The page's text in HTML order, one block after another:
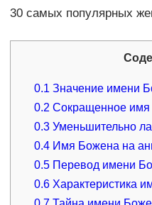
30 самых популярных
0.1 Значение имени
0.2 Сокращенное
0.3 Уменьшительно
0.4 Имя Божена на
0.5 Перевод имени
0.6 Характеристика